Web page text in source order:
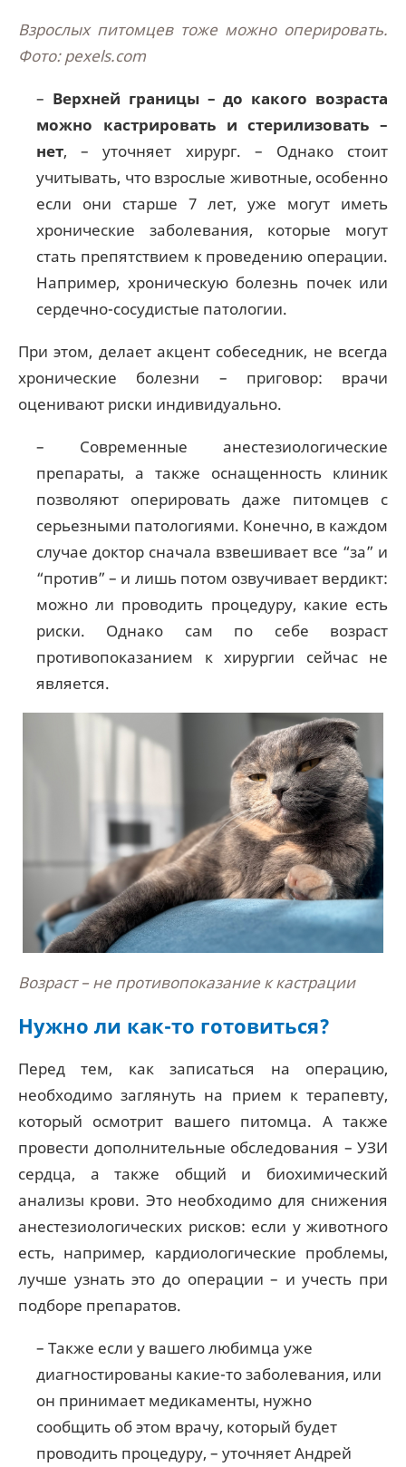
Взрослых питомцев тоже можно оперировать.
Фото: pexels.com
– Верхней границы – до какого возраста
можно кастрировать и стерилизовать –
нет, – уточняет хирург. – Однако стоит
учитывать, что взрослые животные, особенно
если они старше 7 лет, уже могут иметь
хронические заболевания, которые могут
стать препятствием к проведению операции.
Например, хроническую болезнь почек или
сердечно-сосудистые патологии.
При этом, делает акцент собеседник, не всегда
хронические болезни – приговор: врачи
оценивают риски индивидуально.
– Современные анестезиологические
препараты, а также оснащенность клиник
позволяют оперировать даже питомцев с
серьезными патологиями. Конечно, в каждом
случае доктор сначала взвешивает все “за” и
“против” – и лишь потом озвучивает вердикт:
можно ли проводить процедуру, какие есть
риски. Однако сам по себе возраст
противопоказанием к хирургии сейчас не
является.
Возраст – не противопоказание к кастрации
Нужно ли как-то готовиться?
Перед тем, как записаться на операцию,
необходимо заглянуть на прием к терапевту,
который осмотрит вашего питомца. А также
провести дополнительные обследования – УЗИ
сердца, а также общий и биохимический
анализы крови. Это необходимо для снижения
анестезиологических рисков: если у животного
есть, например, кардиологические проблемы,
лучше узнать это до операции – и учесть при
подборе препаратов.
– Также если у вашего любимца уже
диагностированы какие-то заболевания, или
он принимает медикаменты, нужно
сообщить об этом врачу, который будет
проводить процедуру, – уточняет Андрей